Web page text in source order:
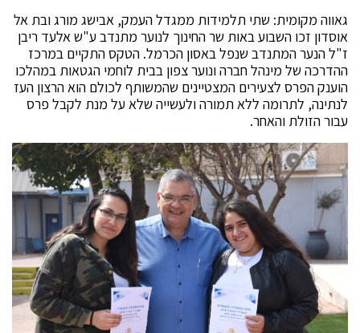
גאווה מקומית: שתי תלמידות ממגדל העמק, אבישג מורג ובת אל
אוסדון זכו השבוע באות שר החינוך לנוער מתנדב ע"ש אלעד ריבן
ז"ל הנער המתנדב שנפל באסון הכרמל. הטקס התקיים במרכז
ההדרכה של מינהל חברה ונוער צפון בבית לוחמי הגטאות במהלכו
הוענק הפרס לצעירים המצטיינים שהמשותף לכולם הוא הרצון העז
לנתינה, לתרומה ללא תמורה ולעשייה שלא על מנת לקבל פרס
עבור הזולת והאחר.